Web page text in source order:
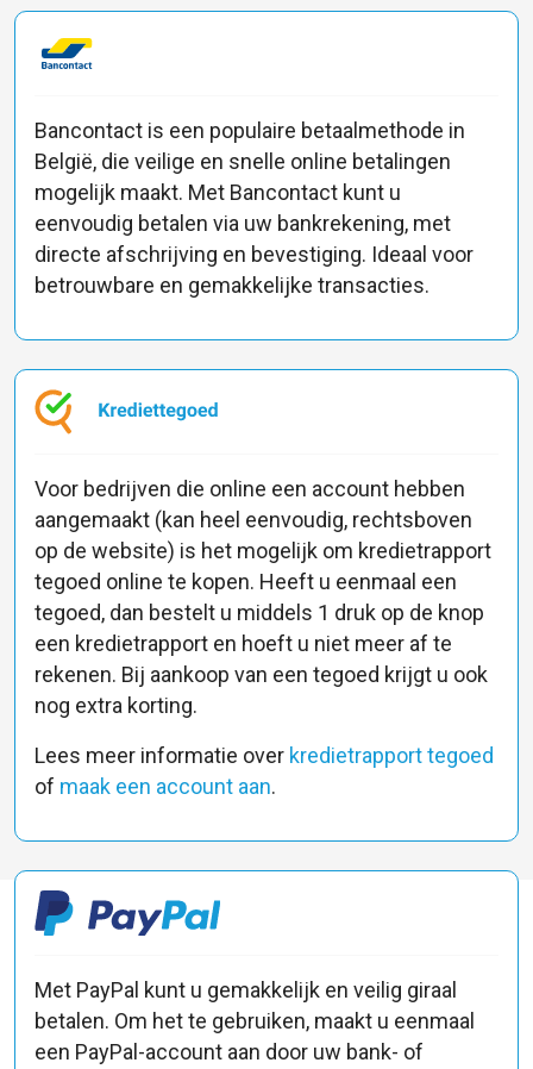
Bancontact is een populaire betaalmethode in
België, die veilige en snelle online betalingen
mogelijk maakt. Met Bancontact kunt u
eenvoudig betalen via uw bankrekening, met
directe afschrijving en bevestiging. Ideaal voor
betrouwbare en gemakkelijke transacties.
Voor bedrijven die online een account hebben
aangemaakt (kan heel eenvoudig, rechtsboven
op de website) is het mogelijk om kredietrapport
tegoed online te kopen. Heeft u eenmaal een
tegoed, dan bestelt u middels 1 druk op de knop
een kredietrapport en hoeft u niet meer af te
rekenen. Bij aankoop van een tegoed krijgt u ook
nog extra korting.
Lees meer informatie over kredietrapport tegoed
of maak een account aan.
Met PayPal kunt u gemakkelijk en veilig giraal
betalen. Om het te gebruiken, maakt u eenmaal
een PayPal-account aan door uw bank- of